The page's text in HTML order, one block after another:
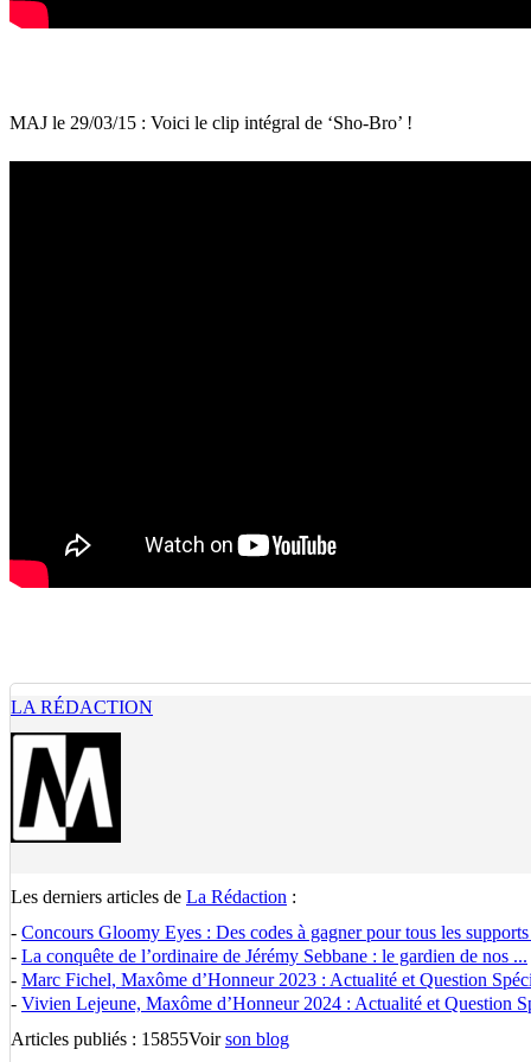
MAJ le 29/03/15 : Voici le clip intégral de ‘Sho-Bro’ !
LA RÉDACTION
Les derniers articles de La Rédaction :
- Concours Gloomy Eyes : Des codes à gagner pour tous les
- La conquête de l’ordinaire de Jérémy Sebbane : le gardien de nos ...
- Marc Fichel, Maxôme d’Honneur 2023 : Actualité et Question
- Vivien Lejeune, Maxôme d’Honneur 2024 : Actualité et Question
Articles publiés : 15855Voirson blog